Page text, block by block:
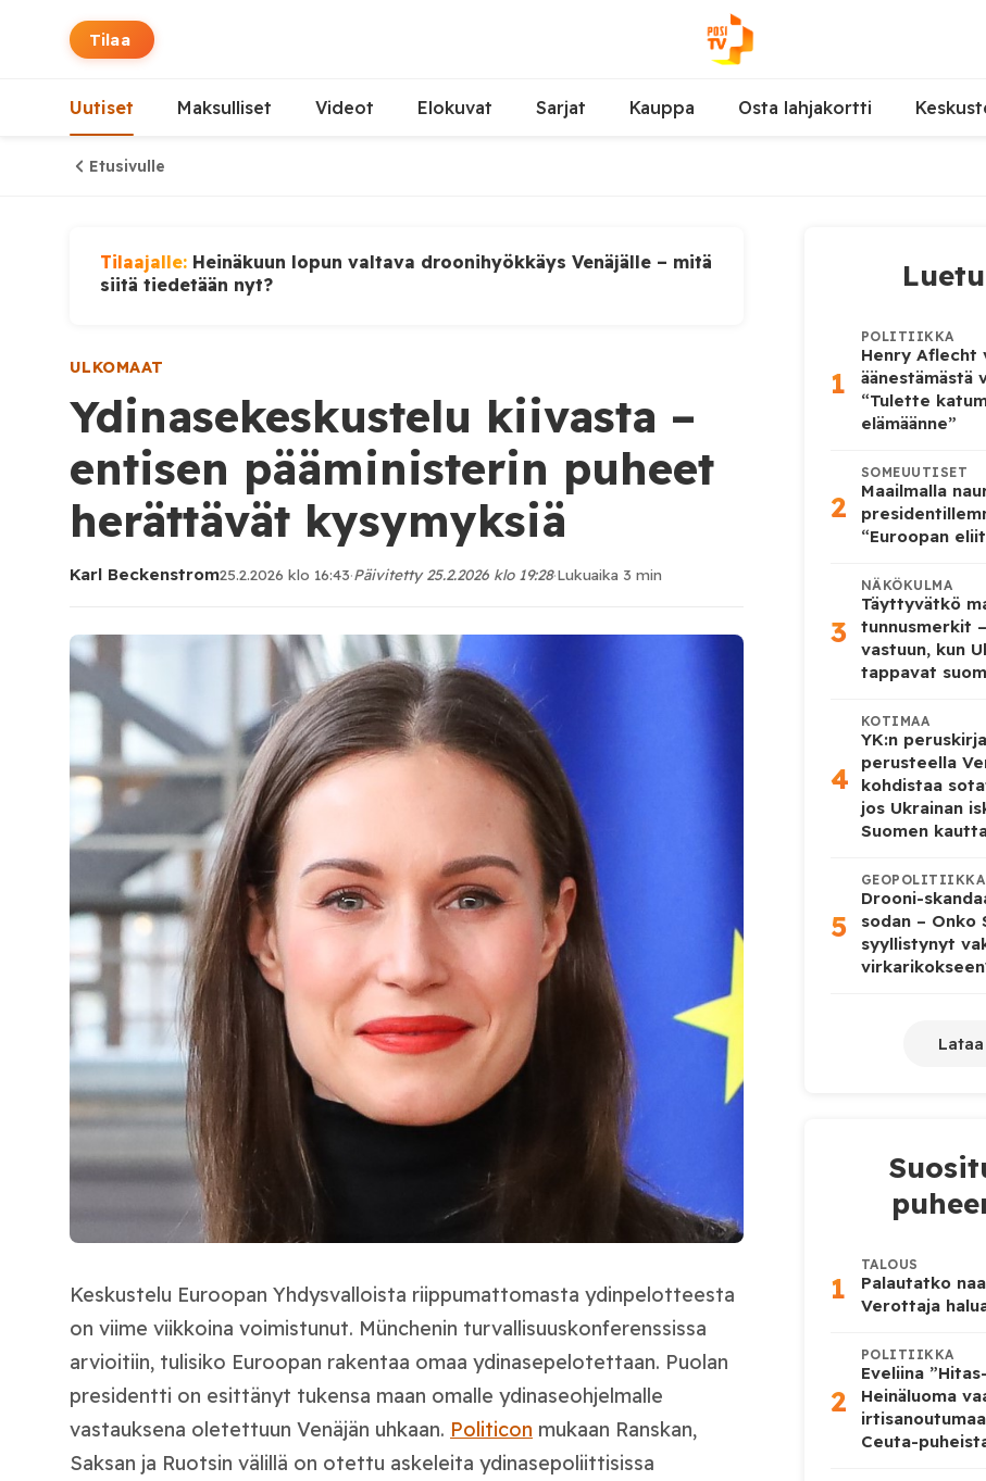
Tilaa
Uutiset Maksulliset Videot Elokuvat Sarjat Kauppa Osta lahjakortti
Etusivulle
Tilaajalle: Heinäkuun lopun valtava droonihyökkäys Venäjälle – mitä
siitä tiedetään nyt?
ULKOMAAT
Ydinasekeskustelu kiivasta –
entisen pääministerin puheet
herättävät kysymyksiä
Karl Beckenstrom25.2.2026 klo 16:43·Päivitetty 25.2.2026 klo 19:28·Lukuaika 3 min
Keskustelu Euroopan Yhdysvalloista riippumattomasta ydinpelotteesta
on viime viikkoina voimistunut. Münchenin turvallisuuskonferenssissa
arvioitiin, tulisiko Euroopan rakentaa omaa ydinasepelotettaan. Puolan
presidentti on esittänyt tukensa maan omalle ydinaseohjelmalle
vastauksena oletettuun Venäjän uhkaan. Politicon mukaan Ranskan,
Saksan ja Ruotsin välillä on otettu askeleita ydinasepoliittisissa
1
POLITIIKKA
Henry Aflecht
äänestämästä
“Tulette
elämäänne”
2
SOMEUUTISET
Maailmalla
“Euroopan
3
NÄKÖKULMA
Täyttyvätkö
tunnusmerkit
vastuun, kun
tappavat
4
KOTIMAA
YK:n
perusteella
kohdistaa
jos Ukrainan
Suomen
5
GEOPOLITIIKKA
Drooni-
sodan – Onko
syyllistynyt
1
TALOUS
Palautatko
Verottaja
2
POLITIIKKA
Eveliina
Heinäluoma
Ceuta-